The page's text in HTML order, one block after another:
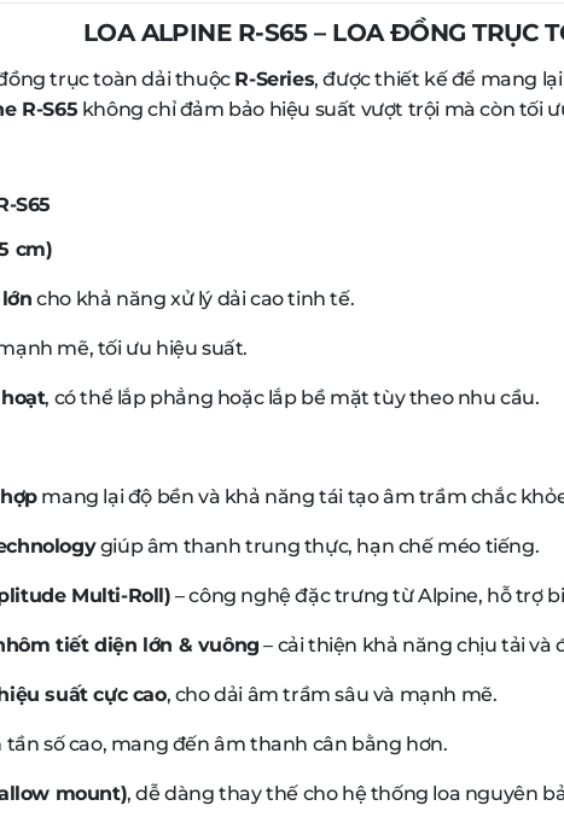
LOA ALPINE R-S65 – LOA ĐỒNG TRỤC
trục toàn dải thuộc R-Series, được thiết kế để mang
R-S65 không chỉ đảm bảo hiệu suất vượt trội mà còn tối
S65
cm)
cho khả năng xử lý dải cao tinh tế.
mẽ, tối ưu hiệu suất.
, có thể lắp phẳng hoặc lắp bề mặt tùy theo nhu cầu.
mang lại độ bền và khả năng tái tạo âm trầm chắc
giúp âm thanh trung thực, hạn chế méo tiếng.
Multi-Roll) – công nghệ đặc trưng từ Alpine, hỗ trợ
tiết diện lớn & vuông – cải thiện khả năng chịu tải và
suất cực cao, cho dải âm trầm sâu và mạnh mẽ.
số cao, mang đến âm thanh cân bằng hơn.
mount), dễ dàng thay thế cho hệ thống loa nguyên